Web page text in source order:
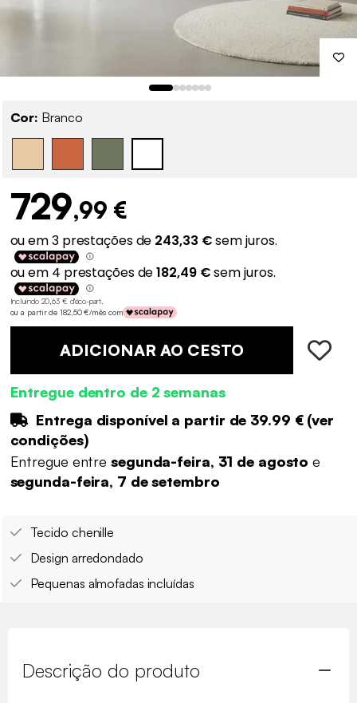
Cor: Branco
729,99 €
Incluindo 20,63 € d'éco-part.
ou a partir de 182,50 €/mês com
ADICIONAR AO CESTO
Entregue dentro de 2 semanas
Entrega disponível a partir de 39.99 €(ver
condições)
Entregue entre segunda-feira, 31 de agostoe
segunda-feira, 7 de setembro
Tecido chenille
Design arredondado
Pequenas almofadas incluídas
Descrição do produto